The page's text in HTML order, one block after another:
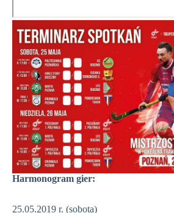
Harmonogram gier:
25.05.2019 r. (sobota)